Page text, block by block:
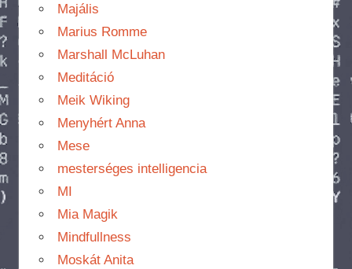
Majális
Marius Romme
Marshall McLuhan
Meditáció
Meik Wiking
Menyhért Anna
Mese
mesterséges intelligencia
MI
Mia Magik
Mindfullness
Moskát Anita